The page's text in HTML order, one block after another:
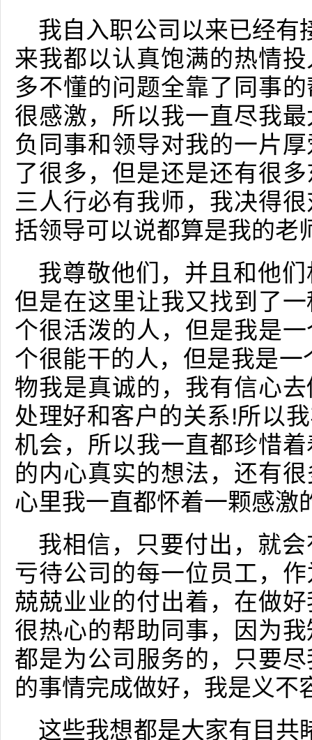
我自入职公司以来已经有
来我都以认真饱满的热情
多不懂的问题全靠了同事
很感激，所以我一直尽我
负同事和领导对我的一片
了很多，但是还是还有很
三人行必有我师，我决得
括领导可以说都算是我的老
我尊敬他们，并且和他
但是在这里让我又找到了
个很活泼的人，但是我是
个很能干的人，但是我是
物我是真诚的，我有信心
处理好和客户的关系!所以
机会，所以我一直都珍惜
的内心真实的想法，还有
心里我一直都怀着一颗感激
我相信，只要付出，就
亏待公司的每一位员工，
兢兢业业的付出着，在做
很热心的帮助同事，因为
都是为公司服务的，只要
的事情完成做好，我是义不
这些我想都是大家有目共